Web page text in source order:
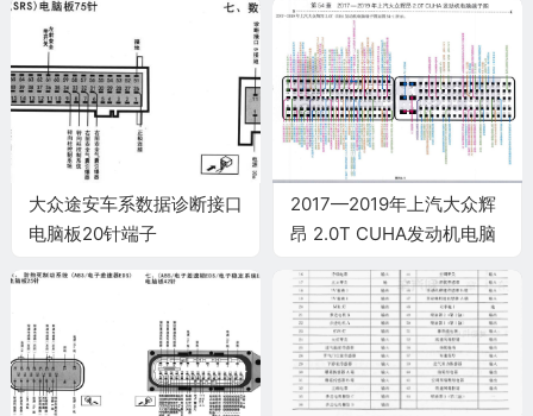
大众途安车系数据诊断接口
电脑板20针端子
2017—2019年上汽大众辉
昂 2.0T CUHA发动机电脑